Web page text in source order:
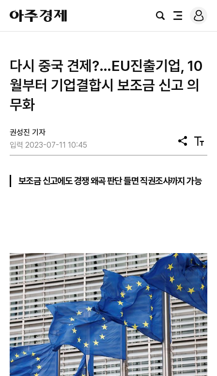
아
주
경
검
전
로
그
다시 중국 견제?…EU진출기업, 10
월부터 기업결합시 보조금 신고 의
무화
권성진 기자
입력 2023-07-11 10:45
공
유
텍
스
기
보조금 신고에도 경쟁 왜곡 판단 들면 직권조사까지 가능